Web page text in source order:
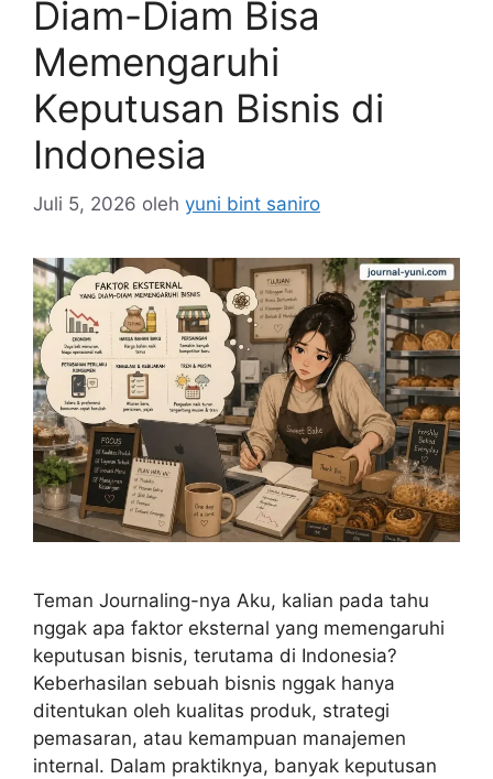
Diam-Diam Bisa
Memengaruhi
Keputusan Bisnis di
Indonesia
Juli 5, 2026 oleh yuni bint saniro
Teman Journaling-nya Aku, kalian pada tahu
nggak apa faktor eksternal yang memengaruhi
keputusan bisnis, terutama di Indonesia?
Keberhasilan sebuah bisnis nggak hanya
ditentukan oleh kualitas produk, strategi
pemasaran, atau kemampuan manajemen
internal. Dalam praktiknya, banyak keputusan